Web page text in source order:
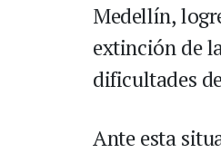
Medellín,
extinción de
dificultades
Ante esta